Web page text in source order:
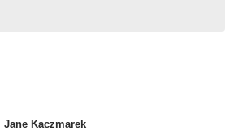
Jane Kaczmarek